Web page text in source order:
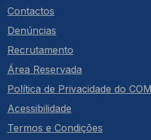
Contactos
Denúncias
Recrutamento
Área Reservada
Política de Privacidade do
Acessibilidade
Termos e Condições